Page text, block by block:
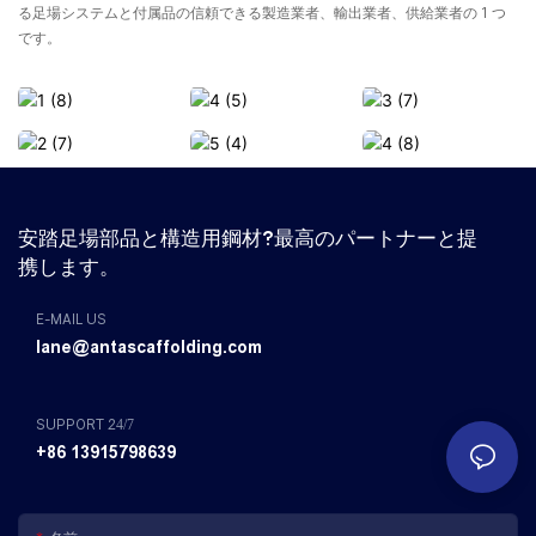
る足場システムと付属品の信頼できる製造業者、輸出業者、供給業者の 1 つ
です。
安踏足場部品と構造用鋼材?最高のパートナーと提
携します。
E-MAIL US
lane@antascaffolding.com
SUPPORT 24/7
+86 13915798639